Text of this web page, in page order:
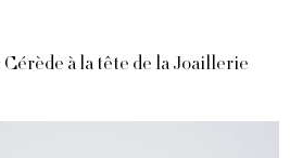
à la tête de la Joaillerie